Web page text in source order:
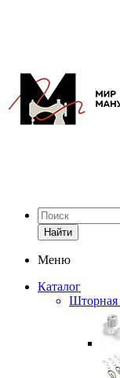
Найти
Меню
Каталог
Шторная